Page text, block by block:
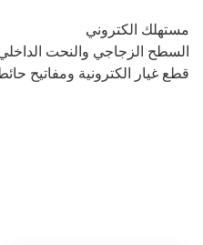
مستهلك الكتروني
السطح الزجاجي والنحت
قطع غيار الكترونية ومفاتيح